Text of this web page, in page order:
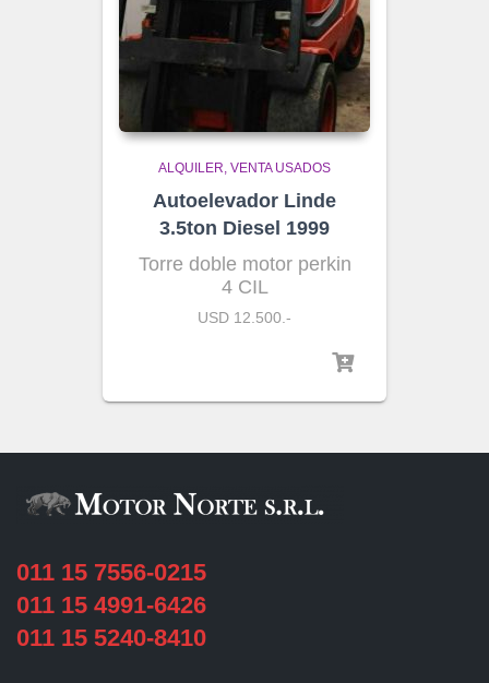
ALQUILER VENTA USADOS
Autoelevador Linde
3.5ton Diesel 1999
Torre doble motor perkin
4 CIL
USD 12.500.-
011 15 7556-0215
011 15 4991-6426
011 15 5240-8410